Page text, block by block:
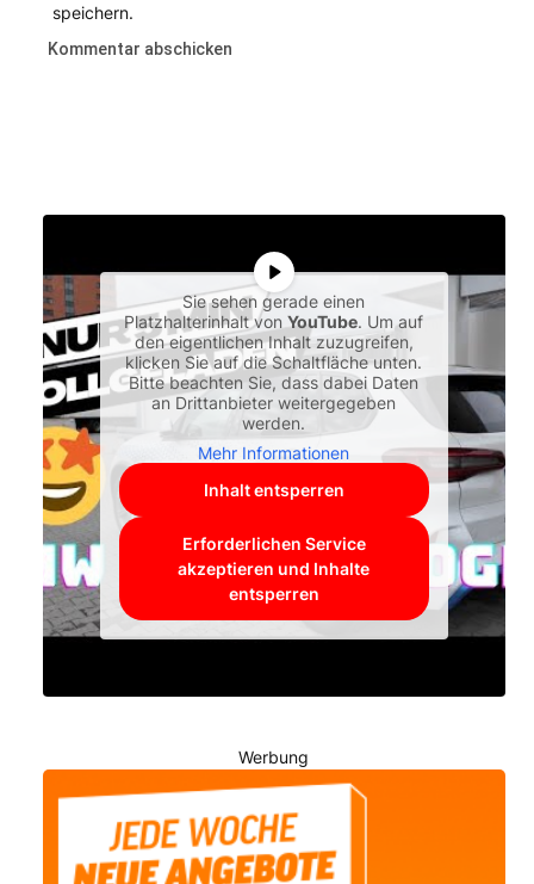
speichern.
Sie sehen gerade einen
Platzhalterinhalt vonYouTube. Um auf
den eigentlichen Inhalt zuzugreifen,
klicken Sie auf die Schaltfläche unten.
Bitte beachten Sie, dass dabei Daten
an Drittanbieter weitergegeben
werden.
Mehr Informationen
Inhalt entsperren
Erforderlichen Service
akzeptieren und Inhalte
entsperren
Werbung